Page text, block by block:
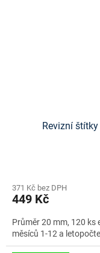
Revizní
371 Kč bez DPH
449 Kč
Průměr 20 mm, 120 ks
měsíců 1-12 a